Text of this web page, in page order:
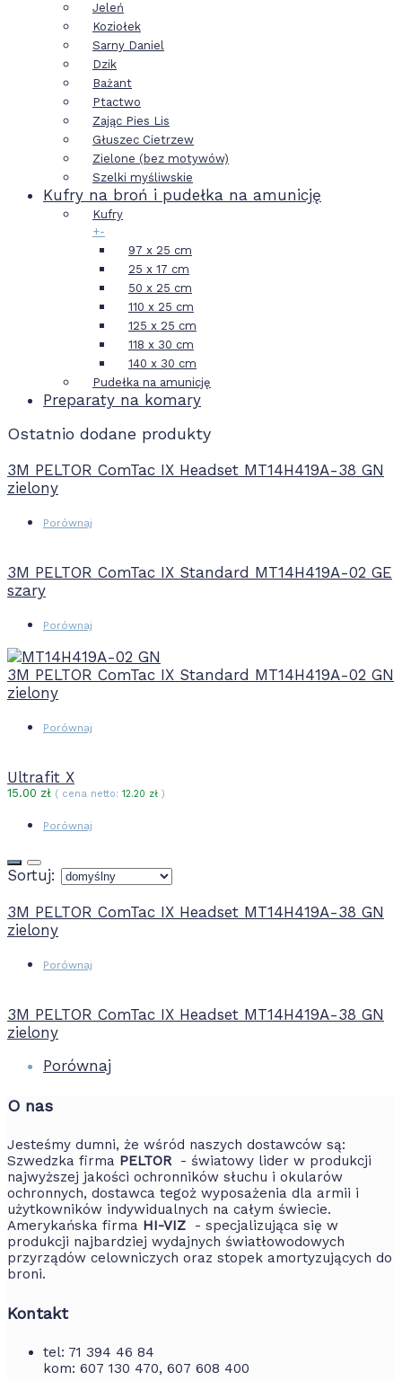
Jeleń
Koziołek
Sarny Daniel
Dzik
Bażant
Ptactwo
Zając Pies Lis
Głuszec Cietrzew
Zielone (bez motywów)
Szelki myśliwskie
Kufry na broń i pudełka na amunicję
Kufry
+-
97 x 25 cm
25 x 17 cm
50 x 25 cm
110 x 25 cm
125 x 25 cm
118 x 30 cm
140 x 30 cm
Pudełka na amunicję
Preparaty na komary
Ostatnio dodane produkty
3M PELTOR ComTac IX Headset MT14H419A-38 GN
zielony
Porównaj
3M PELTOR ComTac IX Standard MT14H419A-02 GE
szary
Porównaj
3M PELTOR ComTac IX Standard MT14H419A-02 GN
zielony
Porównaj
Ultrafit X
15.00 zł ( cena netto: 12.20 zł )
Porównaj
Sortuj:
3M PELTOR ComTac IX Headset MT14H419A-38 GN
zielony
Porównaj
3M PELTOR ComTac IX Headset MT14H419A-38 GN
zielony
Porównaj
O nas
Jesteśmy dumni, że wśród naszych dostawców są:
Szwedzka firma PELTOR- światowy lider w produkcji
najwyższej jakości ochronników słuchu i okularów
ochronnych, dostawca tegoż wyposażenia dla armii i
użytkowników indywidualnych na całym świecie.
Amerykańska firma HI-VIZ - specjalizująca się w
produkcji najbardziej wydajnych światłowodowych
przyrządów celowniczych oraz stopek amortyzujących do
broni.
Kontakt
tel: 71 394 46 84
kom: 607 130 470, 607 608 400